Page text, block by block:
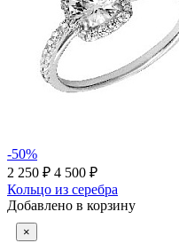
-50%
2 250 ₽ 4 500 ₽
Кольцо из серебра
Добавлено в корзину
×